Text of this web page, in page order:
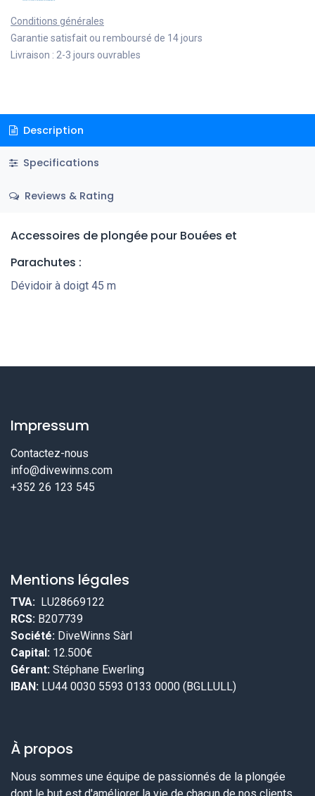
Conditions générales
Garantie satisfait ou remboursé de 14 jours
Livraison : 2-3 jours ouvrables
Description
Specifications
Reviews & Rating
Accessoires de plongée pour Bouées et
Parachutes :
Dévidoir à doigt 45 m
Impressum
Contactez-nous
info@divewinns.com
+352 26 123 545
Mentions légales
TVA: LU28669122
RCS: B207739
Société: DiveWinns Sàrl
Capital: 12.500€
Gérant: Stéphane Ewerling
IBAN: LU44 0030 5593 0133 0000 (BGLLULL)
À propos
Nous sommes une équipe de passionnés de la plongée
dont le but est d'améliorer la vie de chacun de nos clients